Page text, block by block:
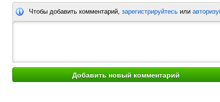
Чтобы добавить комментарий, зарегистрируйтесь или